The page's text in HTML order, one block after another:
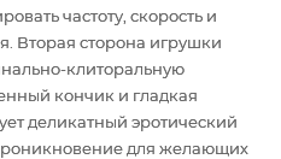
частоту, скорость и
Вторая сторона игрушки
клиторальную
кончик и гладкая
деликатный эротический
для желающих